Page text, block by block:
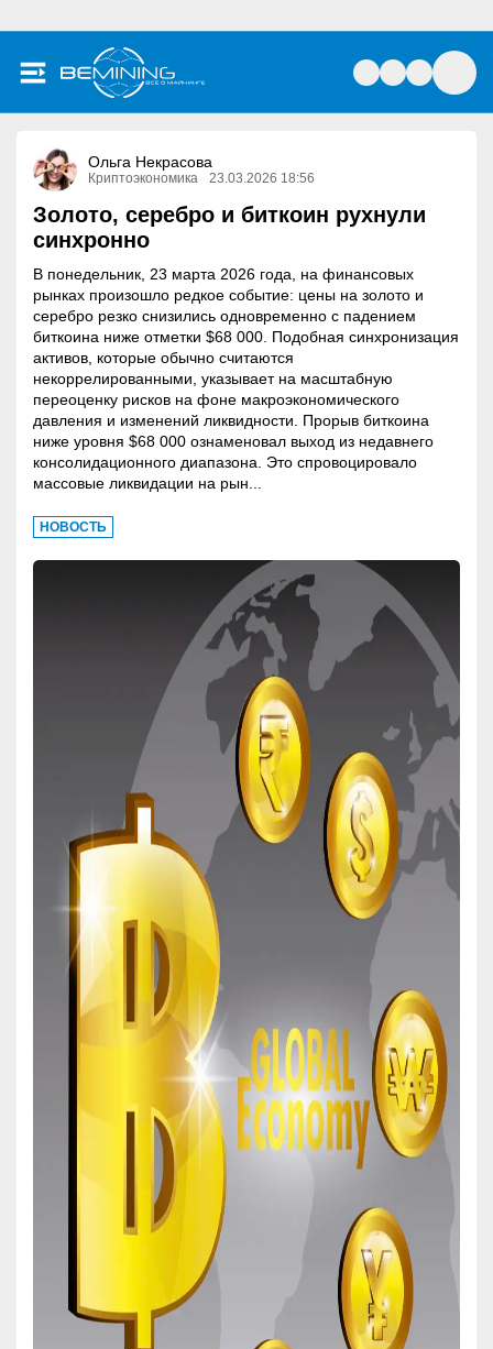
Ольга Некрасова
Криптоэкономика 23.03.2026 18:56
Золото, серебро и биткоин рухнули
синхронно
В понедельник, 23 марта 2026 года, на финансовых
рынках произошло редкое событие: цены на золото и
серебро резко снизились одновременно с падением
биткоина ниже отметки $68 000. Подобная синхронизация
активов, которые обычно считаются
некоррелированными, указывает на масштабную
переоценку рисков на фоне макроэкономического
давления и изменений ликвидности. Прорыв биткоина
ниже уровня $68 000 ознаменовал выход из недавнего
консолидационного диапазона. Это спровоцировало
массовые ликвидации на рын...
НОВОСТЬ